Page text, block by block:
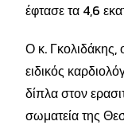
έφτασε τα 4,6
Ο κ. Γκολιδάκης,
ειδικός
δίπλα στον
σωματεία της